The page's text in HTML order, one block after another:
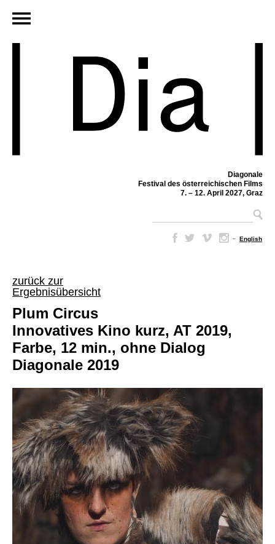
Diagonale
Festival des österreichischen Films
7. – 12. April 2027, Graz
– English
zurück zur
Ergebnisübersicht
Plum Circus
Innovatives Kino kurz, AT 2019,
Farbe, 12 min., ohne Dialog
Diagonale 2019